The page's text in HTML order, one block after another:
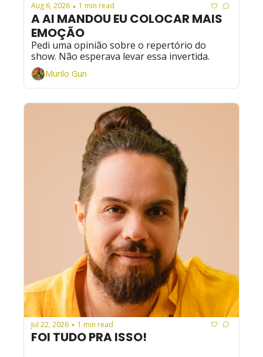
Aug 6, 2026 • 1 min read
A AI MANDOU EU COLOCAR MAIS
EMOÇÃO
Pedi uma opinião sobre o repertório do
show. Não esperava levar essa invertida.
Murilo Gun
Jul 22, 2026 • 1 min read
FOI TUDO PRA ISSO!